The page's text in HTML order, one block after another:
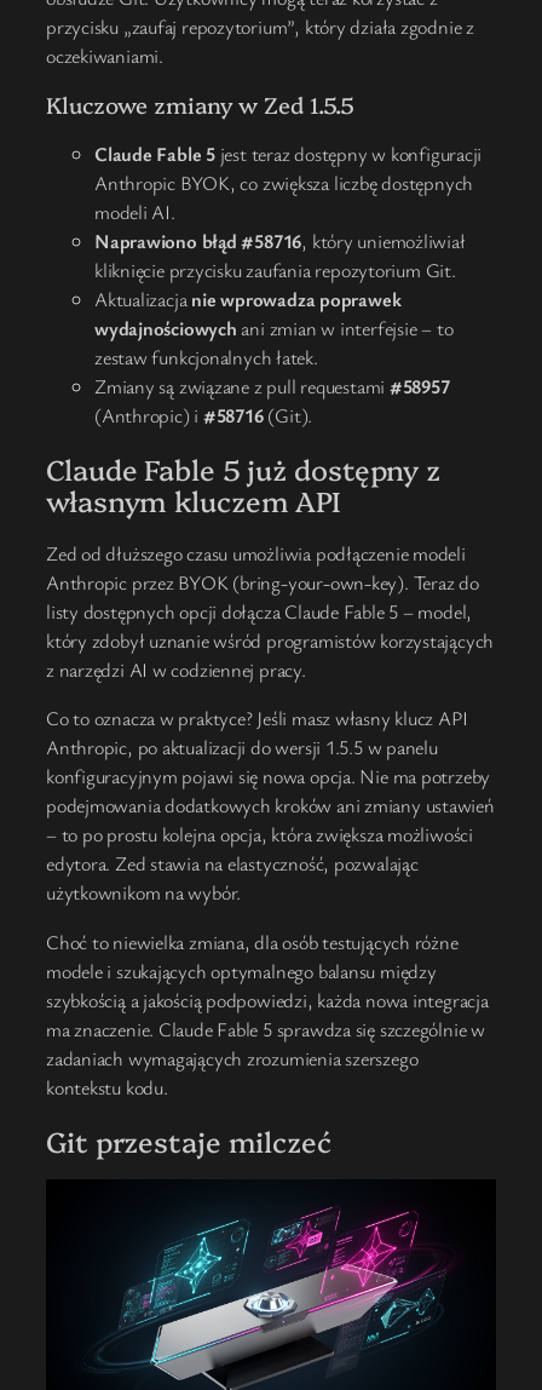
przycisku „zaufaj repozytorium”, który działa zgodnie z
oczekiwaniami.
Kluczowe zmiany w Zed 1.5.5
Claude Fable 5jest teraz dostępny w konfiguracji
Anthropic BYOK, co zwiększa liczbę dostępnych
modeli AI.
Naprawiono błąd #58716, który uniemożliwiał
kliknięcie przycisku zaufania repozytorium Git.
Aktualizacjanie wprowadza poprawek
wydajnościowych ani zmian w interfejsie – to
zestaw funkcjonalnych łatek.
Zmiany są związane z pull requestami #58957
(Anthropic) i #58716(Git).
Claude Fable 5 już dostępny z
własnym kluczem API
Zed od dłuższego czasu umożliwia podłączenie modeli
Anthropic przez BYOK (bring-your-own-key). Teraz do
listy dostępnych opcji dołącza Claude Fable 5 – model,
który zdobył uznanie wśród programistów korzystających
z narzędzi AI w codziennej pracy.
Co to oznacza w praktyce? Jeśli masz własny klucz API
Anthropic, po aktualizacji do wersji 1.5.5 w panelu
konfiguracyjnym pojawi się nowa opcja. Nie ma potrzeby
podejmowania dodatkowych kroków ani zmiany ustawień
– to po prostu kolejna opcja, która zwiększa możliwości
edytora. Zed stawia na elastyczność, pozwalając
użytkownikom na wybór.
Choć to niewielka zmiana, dla osób testujących różne
modele i szukających optymalnego balansu między
szybkością a jakością podpowiedzi, każda nowa integracja
ma znaczenie. Claude Fable 5 sprawdza się szczególnie w
zadaniach wymagających zrozumienia szerszego
kontekstu kodu.
Git przestaje milczeć